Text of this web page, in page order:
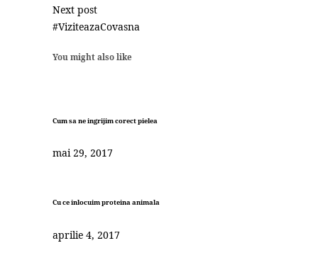
Next post
#ViziteazaCovasna
You might also like
Cum sa ne ingrijim corect pielea
mai 29, 2017
Cu ce inlocuim proteina animala
aprilie 4, 2017